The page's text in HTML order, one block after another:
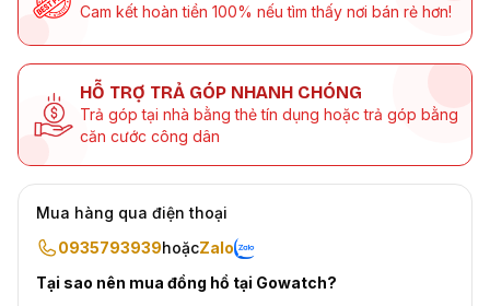
Cam kết hoàn tiền 100% nếu tìm thấy nơi bán rẻ hơn!
HỖ TRỢ TRẢ GÓP NHANH CHÓNG
Trả góp tại nhà bằng thẻ tín dụng hoặc trả góp bằng
căn cước công dân
Mua hàng qua điện thoại
0935793939hoặcZalo
Tại sao nên mua đồng hồ tại Gowatch?